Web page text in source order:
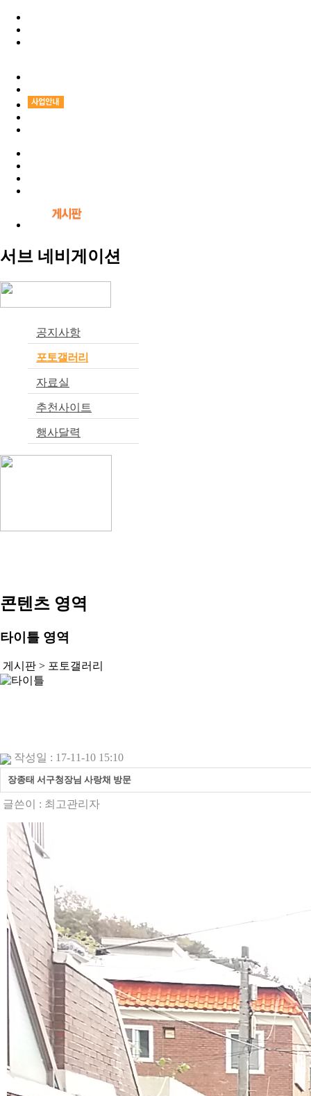
서브 네비게이션
공지사항
포토갤러리
자료실
추천사이트
행사달력
콘텐츠 영역
타이틀 영역
게시판 > 포토갤러리
작성일 : 17-11-10 15:10
장종태 서구청장님 사랑채 방문
글쓴이 : 최고관리자